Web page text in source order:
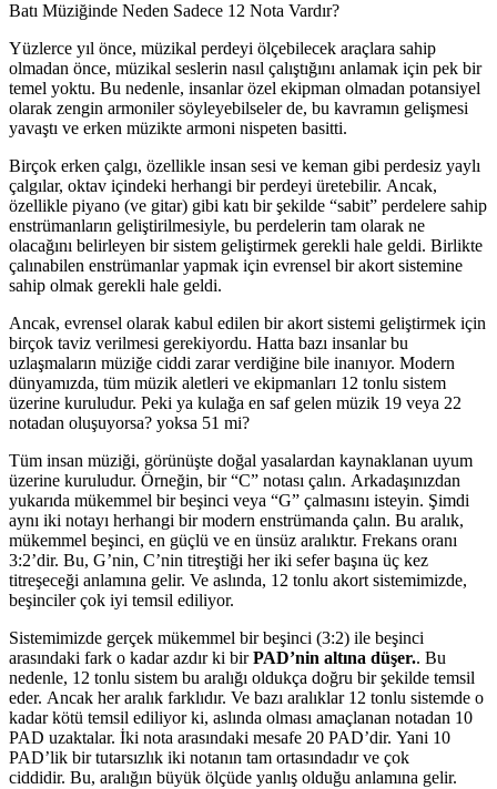
Batı Müziğinde Neden Sadece 12 Nota Vardır?
Yüzlerce yıl önce, müzikal perdeyi ölçebilecek araçlara sahip
olmadan önce, müzikal seslerin nasıl çalıştığını anlamak için pek bir
temel yoktu. Bu nedenle, insanlar özel ekipman olmadan potansiyel
olarak zengin armoniler söyleyebilseler de, bu kavramın gelişmesi
yavaştı ve erken müzikte armoni nispeten basitti.
Birçok erken çalgı, özellikle insan sesi ve keman gibi perdesiz yaylı
çalgılar, oktav içindeki herhangi bir perdeyi üretebilir. Ancak,
özellikle piyano (ve gitar) gibi katı bir şekilde “sabit” perdelere sahip
enstrümanların geliştirilmesiyle, bu perdelerin tam olarak ne
olacağını belirleyen bir sistem geliştirmek gerekli hale geldi. Birlikte
çalınabilen enstrümanlar yapmak için evrensel bir akort sistemine
sahip olmak gerekli hale geldi.
Ancak, evrensel olarak kabul edilen bir akort sistemi geliştirmek için
birçok taviz verilmesi gerekiyordu. Hatta bazı insanlar bu
uzlaşmaların müziğe ciddi zarar verdiğine bile inanıyor. Modern
dünyamızda, tüm müzik aletleri ve ekipmanları 12 tonlu sistem
üzerine kuruludur. Peki ya kulağa en saf gelen müzik 19 veya 22
notadan oluşuyorsa? yoksa 51 mi?
Tüm insan müziği, görünüşte doğal yasalardan kaynaklanan uyum
üzerine kuruludur. Örneğin, bir “C” notası çalın. Arkadaşınızdan
yukarıda mükemmel bir beşinci veya “G” çalmasını isteyin. Şimdi
aynı iki notayı herhangi bir modern enstrümanda çalın. Bu aralık,
mükemmel beşinci, en güçlü ve en ünsüz aralıktır. Frekans oranı
3:2’dir. Bu, G’nin, C’nin titreştiği her iki sefer başına üç kez
titreşeceği anlamına gelir. Ve aslında, 12 tonlu akort sistemimizde,
beşinciler çok iyi temsil ediliyor.
Sistemimizde gerçek mükemmel bir beşinci (3:2) ile beşinci
arasındaki fark o kadar azdır ki birPAD’nin altına düşer.. Bu
nedenle, 12 tonlu sistem bu aralığı oldukça doğru bir şekilde temsil
eder. Ancak her aralık farklıdır. Ve bazı aralıklar 12 tonlu sistemde o
kadar kötü temsil ediliyor ki, aslında olması amaçlanan notadan 10
PAD uzaktalar. İki nota arasındaki mesafe 20 PAD’dir. Yani 10
PAD’lik bir tutarsızlık iki notanın tam ortasındadır ve çok
ciddidir. Bu, aralığın büyük ölçüde yanlış olduğu anlamına gelir.